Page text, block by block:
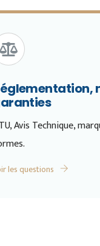
Avis Technique,
les questions